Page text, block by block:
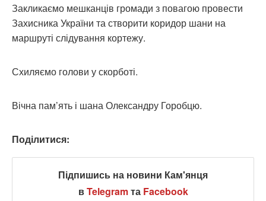
Закликаємо мешканців громади з повагою провести
Захисника України та створити коридор шани на
маршруті слідування кортежу.
Схиляємо голови у скорботі.
Вічна пам’ять і шана Олександру Горобцю.
Поділитися:
Підпишись на новини Кам'янця
вTelegramта Facebook